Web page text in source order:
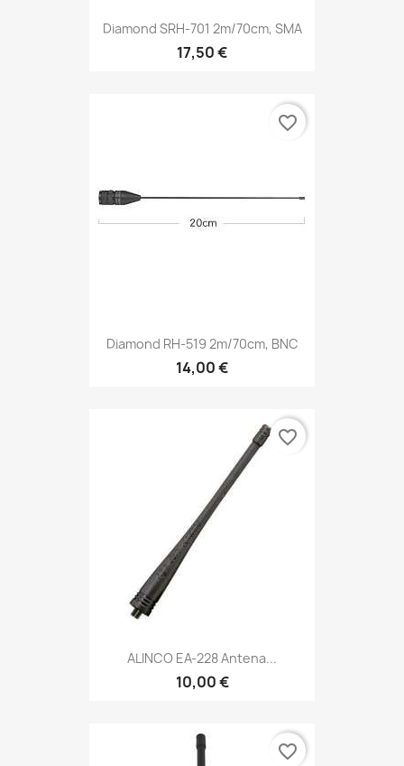
Diamond SRH-701 2m/70cm, SMA
17,50 €
Diamond RH-519 2m/70cm, BNC
14,00 €
favorite_border
ALINCO EA-228 Antena...
10,00 €
favorite_border
favorite_border